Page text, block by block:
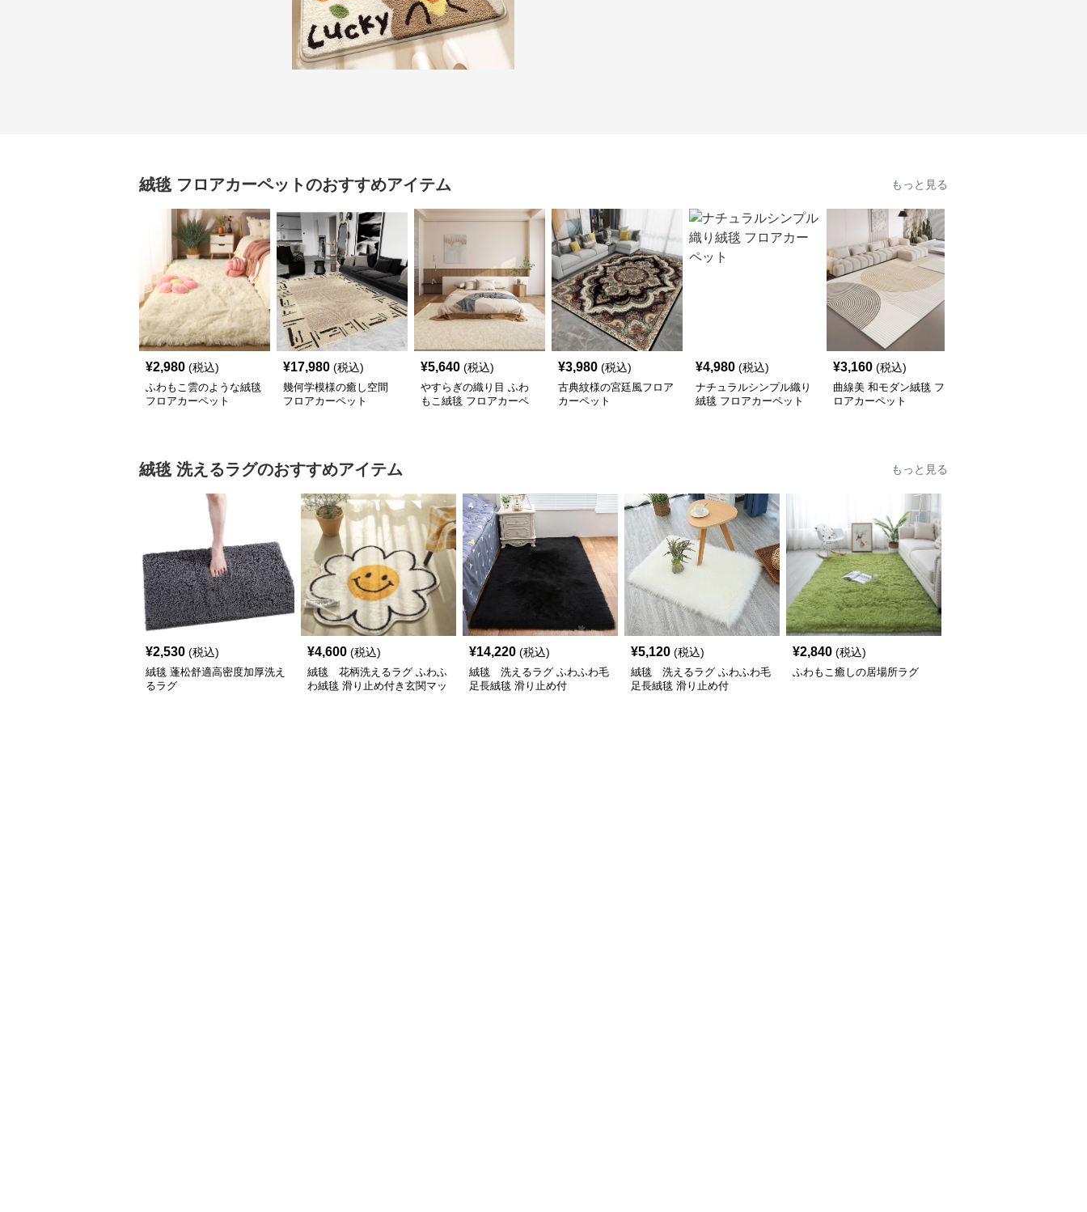
絨毯 フロアカーペットのおすすめアイテム もっと見る
¥2,980 (税込)
ふわもこ雲のような絨毯
フロアカーペット
¥17,980 (税込)
幾何学模様の癒し空間
フロアカーペット
¥5,640 (税込)
やすらぎの織り目 ふわ
もこ絨毯 フロアカーペ
¥3,980 (税込)
古典紋様の宮廷風フロア
カーペット
¥4,980 (税込)
ナチュラルシンプル織り
絨毯 フロアカーペット
¥3,160 (税込)
曲線美 和モダン絨毯 フ
ロアカーペット
絨毯 洗えるラグのおすすめアイテム もっと見る
¥2,530 (税込)
絨毯 蓬松舒適高密度加厚洗え
るラグ
¥4,600 (税込)
絨毯 花柄洗えるラグ ふわふ
わ絨毯 滑り止め付き玄関マッ
¥14,220 (税込)
絨毯 洗えるラグ ふわふわ毛
足長絨毯 滑り止め付
¥5,120 (税込)
絨毯 洗えるラグ ふわふわ毛
足長絨毯 滑り止め付
¥2,840 (税込)
ふわもこ癒しの居場所ラグ